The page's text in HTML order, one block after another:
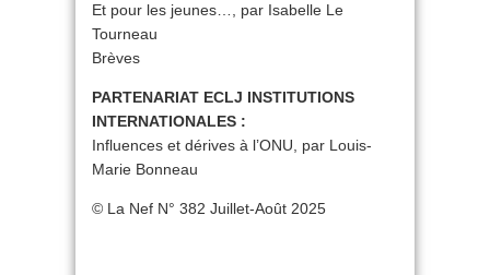
Et pour les jeunes…, par Isabelle Le
Tourneau
Brèves
PARTENARIAT ECLJ INSTITUTIONS
INTERNATIONALES :
Influences et dérives à l’ONU, par Louis-
Marie Bonneau
© La Nef N° 382 Juillet-Août 2025